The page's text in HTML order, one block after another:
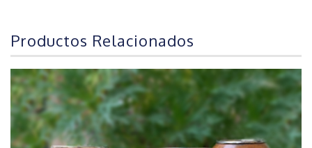
Productos Relacionados